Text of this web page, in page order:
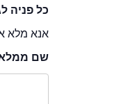
כל פניה
אנא מלא
שם